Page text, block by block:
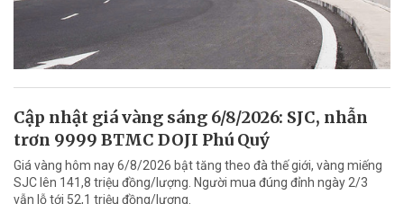
Cập nhật giá vàng sáng 6/8/2026: SJC, nhẫn
trơn 9999 BTMC DOJI Phú Quý
Giá vàng hôm nay 6/8/2026 bật tăng theo đà thế giới, vàng miếng
SJC lên 141,8 triệu đồng/lượng. Người mua đúng đỉnh ngày 2/3
vẫn lỗ tới 52,1 triệu đồng/lượng.